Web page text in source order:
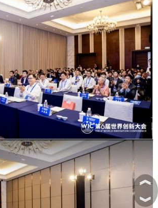
︽
︾